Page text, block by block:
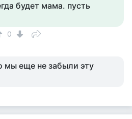
будет мама. пусть
0
мы еще не забыли эту